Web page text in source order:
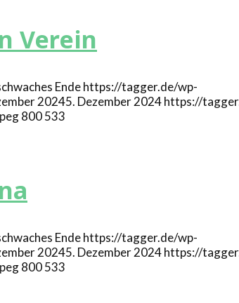
Verein
https://tagger.de/wp-
20245. Dezember 2024https://
800533
https://tagger.de/wp-
20245. Dezember 2024https://
800533